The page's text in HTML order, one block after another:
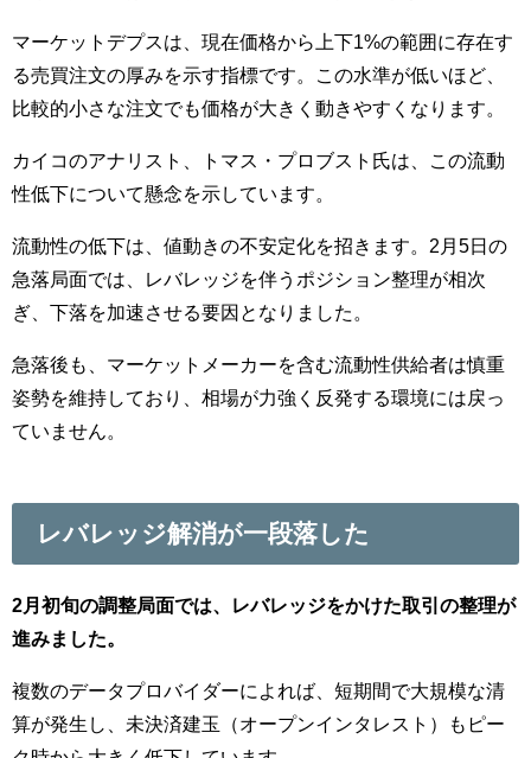
マーケットデプスは、現在価格から上下1%の範囲に存在す
る売買注文の厚みを示す指標です。この水準が低いほど、
比較的小さな注文でも価格が大きく動きやすくなります。
カイコのアナリスト、トマス・プロブスト氏は、この流動
性低下について懸念を示しています。
流動性の低下は、値動きの不安定化を招きます。2月5日の
急落局面では、レバレッジを伴うポジション整理が相次
ぎ、下落を加速させる要因となりました。
急落後も、マーケットメーカーを含む流動性供給者は慎重
姿勢を維持しており、相場が力強く反発する環境には戻っ
ていません。
レバレッジ解消が一段落した
2月初旬の調整局面では、レバレッジをかけた取引の整理が
進みました。
複数のデータプロバイダーによれば、短期間で大規模な清
算が発生し、未決済建玉（オープンインタレスト）もピー